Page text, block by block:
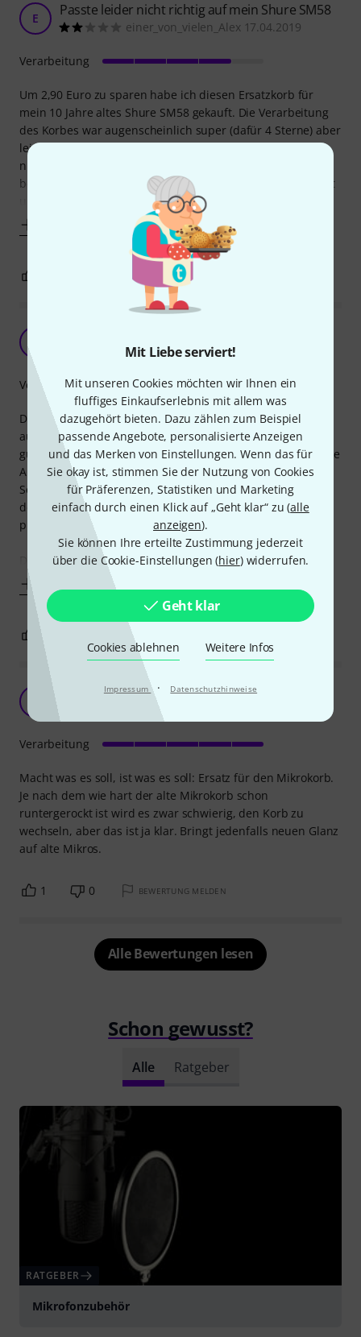
Mit Liebe serviert!
Mit unseren Cookies möchten wir Ihnen ein
fluffiges Einkaufserlebnis mit allem was
dazugehört bieten. Dazu zählen zum Beispiel
passende Angebote, personalisierte Anzeigen
und das Merken von Einstellungen. Wenn das für
Sie okay ist, stimmen Sie der Nutzung von Cookies
für Präferenzen, Statistiken und Marketing
einfach durch einen Klick auf „Geht klar“ zu (alle
anzeigen).
Sie können Ihre erteilte Zustimmung jederzeit
über die Cookie-Einstellungen (hier) widerrufen.
Geht klar
Cookies ablehnen Weitere Infos
Impressum · Datenschutzhinweise
E Passte leider nicht richtig auf mein Shure SM58
einer_von_vielen_Alex 17.04.2019
Um 2,90 Euro zu sparen habe ich diesen Ersatzkorb für
mein 10 Jahre altes Shure SM58 gekauft. Die Verarbeitung
des Korbes war augenscheinlich super (dafür 4 Sterne) aber
leider passte der Korb nicht richtig. Er ließ sich einfach
nicht weit genug auf das Mikrofon aufschrauben. Ich habe
beide Gewinde (vom Korb & vom Mikro) penibel untersucht
Verarbeitung
BEWERTUNG MELDEN
pinhead244 14.11.2009
Der Ersatzkorb für das Shure SM 58 von T.Bone ist einfach
aufschraubbar und überzeugt vorallem durch den
günstigen Preis. In der Qualität muss man allerdings leichte
Abstriche im Vergleich zum Original machen. So ist der
Schaumstoff-Windschutz innen schlechter verarbeitet und
der der Lack splittert schneller ab als beim von Shure
produzierten Vorbild.
Mehr anzeigen
Verarbeitung
Anonym 28.11.2016
Macht was es soll, ist was es soll: Ersatz für den Mikrokorb.
Je nach dem wie hart der alte Mikrokorb schon
runtergerockt ist wird es zwar schwierig, den Korb zu
wechseln, aber das ist ja klar. Bringt jedenfalls neuen Glanz
auf alte Mikros.
Verarbeitung
1 0 BEWERTUNG MELDEN
Alle Bewertungen lesen
Schon gewusst?
Alle Ratgeber
RATGEBER
Mikrofonzubehör